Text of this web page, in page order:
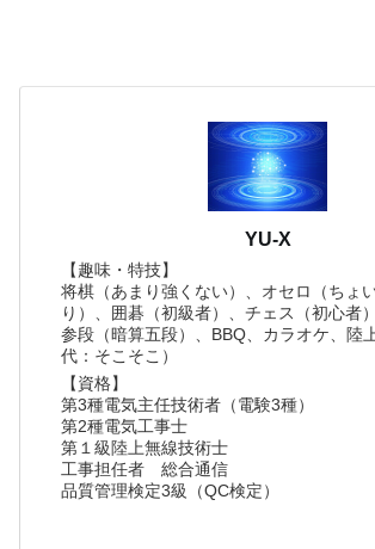
YU-X
【趣味・特技】
将棋（あまり強くない）、オセロ（ちょ
り）、囲碁（初級者）、チェス（初心者
参段（暗算五段）、BBQ、カラオケ、陸
代：そこそこ）
【資格】
第3種電気主任技術者（電験3種）
第2種電気工事士
第１級陸上無線技術士
工事担任者 総合通信
品質管理検定3級（QC検定）